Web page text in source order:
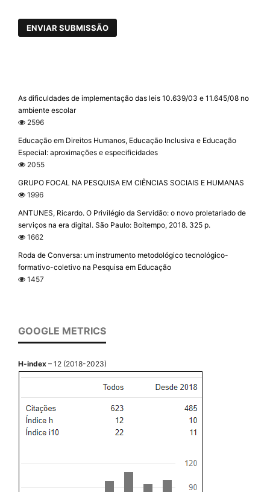
ENVIAR SUBMISSÃO
As dificuldades de implementação das leis 10.639/03 e 11.645/08 no
ambiente escolar
2596
Educação em Direitos Humanos, Educação Inclusiva e Educação
Especial: aproximações e especificidades
2055
GRUPO FOCAL NA PESQUISA EM CIÊNCIAS SOCIAIS E HUMANAS
1996
ANTUNES, Ricardo. O Privilégio da Servidão: o novo proletariado de
serviços na era digital. São Paulo: Boitempo, 2018. 325 p.
1662
Roda de Conversa: um instrumento metodológico tecnológico-
formativo-coletivo na Pesquisa em Educação
1457
GOOGLE METRICS
H-index – 12 (2018-2023)